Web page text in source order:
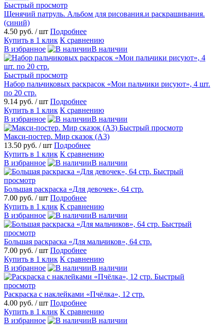
Быстрый просмотр
Щенячий патруль. Альбом для рисования.и раскрашивания.
(синий)
4.50 руб. / шт Подробнее
Купить в 1 клик К сравнению
В избранное
В наличии
Быстрый просмотр
Набор пальчиковых раскрасок «Мои пальчики рисуют», 4 шт.
по 20 стр.
9.14 руб. / шт Подробнее
Купить в 1 клик К сравнению
В избранное
В наличии
Быстрый просмотр
Maкси-постер. Мир сказок (А3)
13.50 руб. / шт Подробнее
Купить в 1 клик К сравнению
В избранное
В наличии
Быстрый
просмотр
Большая раскраска «Для девочек», 64 стр.
7.00 руб. / шт Подробнее
Купить в 1 клик К сравнению
В избранное
В наличии
Быстрый
просмотр
Большая раскраска «Для мальчиков», 64 стр.
7.00 руб. / шт Подробнее
Купить в 1 клик К сравнению
В избранное
В наличии
Быстрый
просмотр
Раскраска с наклейками «Пчёлка», 12 стр.
4.00 руб. / шт Подробнее
Купить в 1 клик К сравнению
В избранное
В наличии